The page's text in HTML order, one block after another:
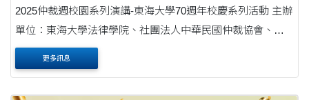
2025仲裁週校園系列演講-東海大學70週年校慶系列活動 主辦
單位：東海大學法律學院、社團法人中華民國仲裁協會、全
國律師聯合會 日 期：11 月 6 日（星期四）上午 9 時 30 分
至 12 時 00 分 地&nb....
更多訊息